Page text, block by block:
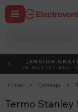

¡ENVÍOS
EN MONTEVIDEO,
Home Catálogo
Termo Stanley